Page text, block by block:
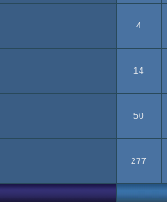
4
14
50
277